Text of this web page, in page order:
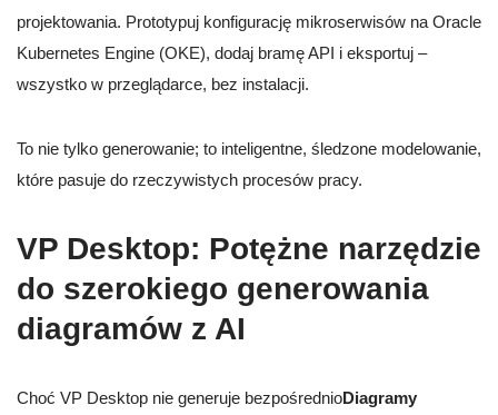
projektowania. Prototypuj konfigurację mikroserwisów na Oracle
Kubernetes Engine (OKE), dodaj bramę API i eksportuj –
wszystko w przeglądarce, bez instalacji.
To nie tylko generowanie; to inteligentne, śledzone modelowanie,
które pasuje do rzeczywistych procesów pracy.
VP Desktop: Potężne narzędzie
do szerokiego generowania
diagramów z AI
Choć VP Desktop nie generuje bezpośrednioDiagramy